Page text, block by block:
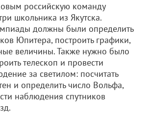
российскую команду
школьника из Якутска.
должны были определить
Юпитера, построить графики,
величины. Также нужно было
телескоп и провести
за светилом: посчитать
и определить число Вольфа,
наблюдения спутников